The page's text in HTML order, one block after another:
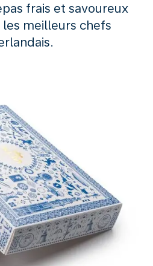
frais et savoureux
meilleurs chefs